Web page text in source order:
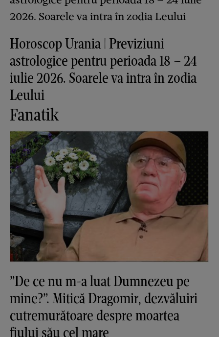
Horoscop Urania | Previziuni
astrologice pentru perioada 18 – 24
iulie 2026. Soarele va intra în zodia
Leului
Fanatik
”De ce nu m-a luat Dumnezeu pe
mine?”. Mitică Dragomir, dezvăluiri
cutremurătoare despre moartea
fiului său cel mare